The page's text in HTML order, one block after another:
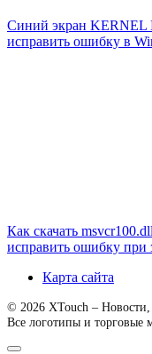
Синий экран
исправить ошибку в
Как скачать
исправить ошибку при
Карта сайта
© 2026 XTouch –
Все логотипы и торговые